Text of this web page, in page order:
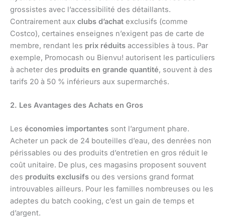
grossistes avec l’accessibilité des détaillants.
Contrairement aux clubs d’achat exclusifs (comme
Costco), certaines enseignes n’exigent pas de carte de
membre, rendant les prix réduits accessibles à tous. Par
exemple, Promocash ou Bienvu! autorisent les particuliers
à acheter des produits en grande quantité, souvent à des
tarifs 20 à 50 % inférieurs aux supermarchés.
2. Les Avantages des Achats en Gros
Les économies importantes sont l’argument phare.
Acheter un pack de 24 bouteilles d’eau, des denrées non
périssables ou des produits d’entretien en gros réduit le
coût unitaire. De plus, ces magasins proposent souvent
des produits exclusifs ou des versions grand format
introuvables ailleurs. Pour les familles nombreuses ou les
adeptes du batch cooking, c’est un gain de temps et
d’argent.